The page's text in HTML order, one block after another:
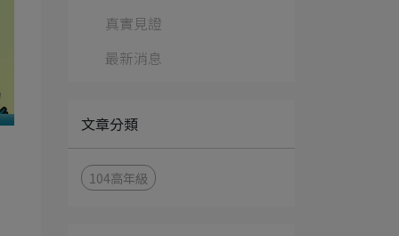
真實見證
最新消息
文章分類
104高年級